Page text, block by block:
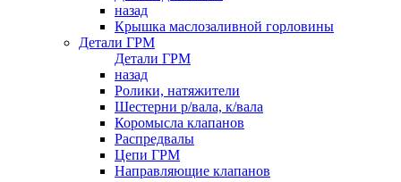
назад
Крышка маслозаливной горловины
Детали ГРМ
Детали ГРМ
назад
Ролики, натяжители
Шестерни р/вала, к/вала
Коромысла клапанов
Распредвалы
Цепи ГРМ
Направляющие клапанов